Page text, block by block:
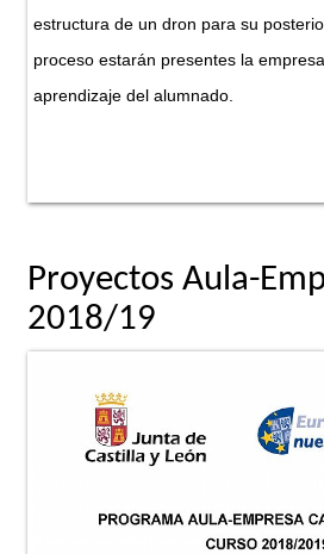
estructura de un dron para su
proceso estarán presentes la
aprendizaje del alumnado.
Proyectos Aula-
2018/19